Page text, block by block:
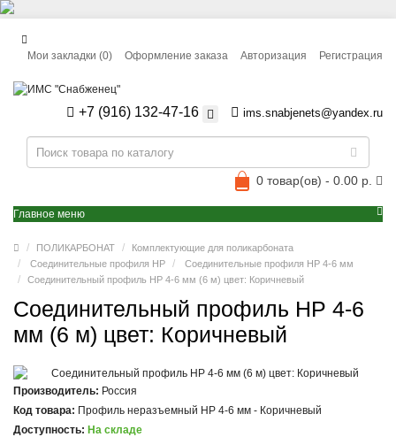
Авторизация Регистрация
Мои закладки (0) Оформление заказа
+7 (916) 132-47-16 ims.snabjenets@yandex.ru
0 товар(ов) - 0.00 р.
Главное меню
ПОЛИКАРБОНАТ
Комплектующие для поликарбоната
Соединительные профиля HP
Соединительные профиля HP 4-6 мм
Соединительный профиль HP 4-6 мм (6 м) цвет: Коричневый
Соединительный профиль HP 4-6
мм (6 м) цвет: Коричневый
Производитель: Россия
Код товара: Профиль неразъемный HP 4-6 мм - Коричневый
Доступность: На складе